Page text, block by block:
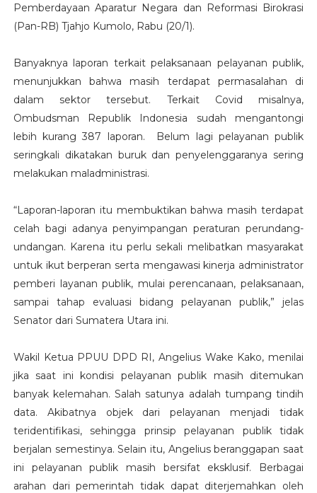
Pemberdayaan Aparatur Negara dan Reformasi Birokrasi
(Pan-RB) Tjahjo Kumolo, Rabu (20/1).
Banyaknya laporan terkait pelaksanaan pelayanan publik,
menunjukkan bahwa masih terdapat permasalahan di
dalam sektor tersebut. Terkait Covid misalnya,
Ombudsman Republik Indonesia sudah mengantongi
lebih kurang 387 laporan. Belum lagi pelayanan publik
seringkali dikatakan buruk dan penyelenggaranya sering
melakukan maladministrasi.
“Laporan-laporan itu membuktikan bahwa masih terdapat
celah bagi adanya penyimpangan peraturan perundang-
undangan. Karena itu perlu sekali melibatkan masyarakat
untuk ikut berperan serta mengawasi kinerja administrator
pemberi layanan publik, mulai perencanaan, pelaksanaan,
sampai tahap evaluasi bidang pelayanan publik,” jelas
Senator dari Sumatera Utara ini.
Wakil Ketua PPUU DPD RI, Angelius Wake Kako, menilai
jika saat ini kondisi pelayanan publik masih ditemukan
banyak kelemahan. Salah satunya adalah tumpang tindih
data. Akibatnya objek dari pelayanan menjadi tidak
teridentifikasi, sehingga prinsip pelayanan publik tidak
berjalan semestinya. Selain itu, Angelius beranggapan saat
ini pelayanan publik masih bersifat eksklusif. Berbagai
arahan dari pemerintah tidak dapat diterjemahkan oleh